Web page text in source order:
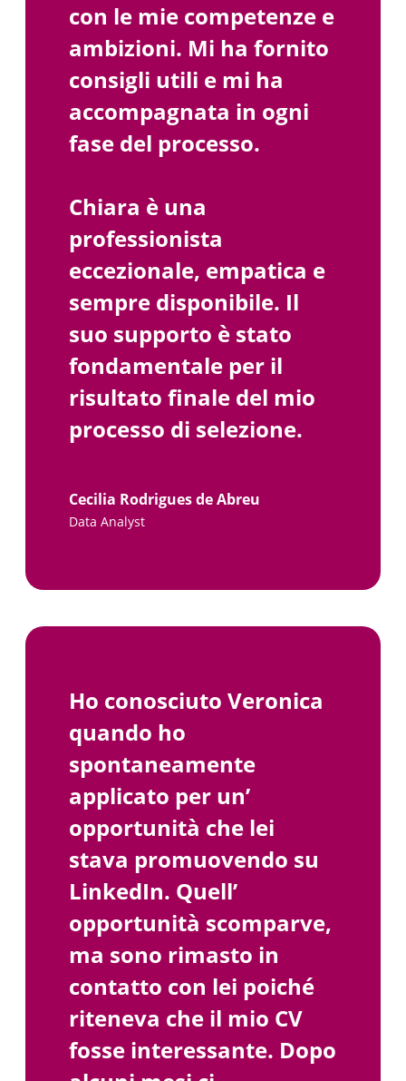
con le mie competenze e
ambizioni. Mi ha fornito
consigli utili e mi ha
accompagnata in ogni
fase del processo.
Chiara è una
professionista
eccezionale, empatica e
sempre disponibile. Il
suo supporto è stato
fondamentale per il
risultato finale del mio
processo di selezione.
Cecilia Rodrigues de Abreu
Data Analyst
Ho conosciuto Veronica
quando ho
spontaneamente
applicato per un’
opportunità che lei
stava promuovendo su
LinkedIn. Quell’
opportunità scomparve,
ma sono rimasto in
contatto con lei poiché
riteneva che il mio CV
fosse interessante. Dopo